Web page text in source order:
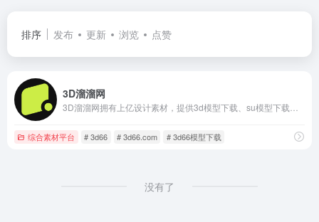
排序 发布 更新 浏览 点赞
3D溜溜网
综合素材平台 # 3d66 # 3d66.com # 3d66模型下载
没有了